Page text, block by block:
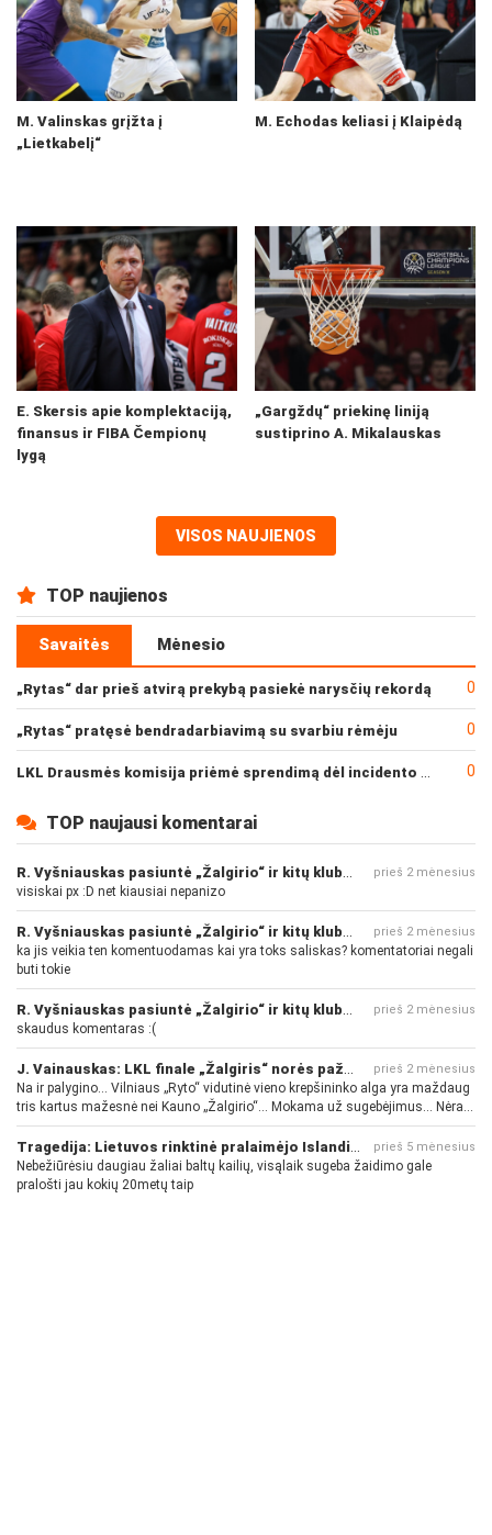
M. Valinskas grįžta į
„Lietkabelį“
M. Echodas keliasi į Klaipėdą
E. Skersis apie komplektaciją,
finansus ir FIBA Čempionų
lygą
„Gargždų“ priekinę liniją
sustiprino A. Mikalauskas
VISOS NAUJIENOS
TOP naujienos
Savaitės Mėnesio
„Rytas“ dar prieš atvirą prekybą pasiekė narysčių rekordą 0
„Rytas“ pratęsė bendradarbiavimą su svarbiu rėmėju 0
LKL Drausmės komisija priėmė sprendimą dėl incidento po „Neptūno“ ir „Juventus“ rungtynių 0
TOP naujausi komentarai
R. Vyšniauskas pasiuntė „Žalgirio“ ir kitų klubų fanus prieš 2 mėnesius
visiskai px :D net kiausiai nepanizo
R. Vyšniauskas pasiuntė „Žalgirio“ ir kitų klubų fanus prieš 2 mėnesius
ka jis veikia ten komentuodamas kai yra toks saliskas? komentatoriai negali
buti tokie
R. Vyšniauskas pasiuntė „Žalgirio“ ir kitų klubų fanus prieš 2 mėnesius
skaudus komentaras :(
J. Vainauskas: LKL finale „Žalgiris“ norės pažeminti „Rytą“ prieš 2 mėnesius
Na ir palygino... Vilniaus „Ryto“ vidutinė vieno krepšininko alga yra maždaug
tris kartus mažesnė nei Kauno „Žalgirio“... Mokama už sugebėjimus... Nėra
pinigų - nėra gerų žaidėjų...
Tragedija: Lietuvos rinktinė pralaimėjo Islandijai prieš 5 mėnesius
Nebežiūrėsiu daugiau žaliai baltų kailių, visąlaik sugeba žaidimo gale
pralošti jau kokių 20metų taip